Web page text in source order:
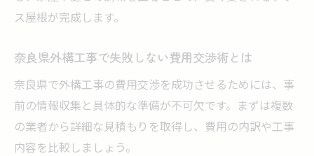
ス屋根が完成します。
奈良県外構工事で失敗しない費用交渉術とは
奈良県で外構工事の費用交渉を成功させるためには、事
前の情報収集と具体的な準備が不可欠です。まずは複数
の業者から詳細な見積もりを取得し、費用の内訳や工事
内容を比較しましょう。